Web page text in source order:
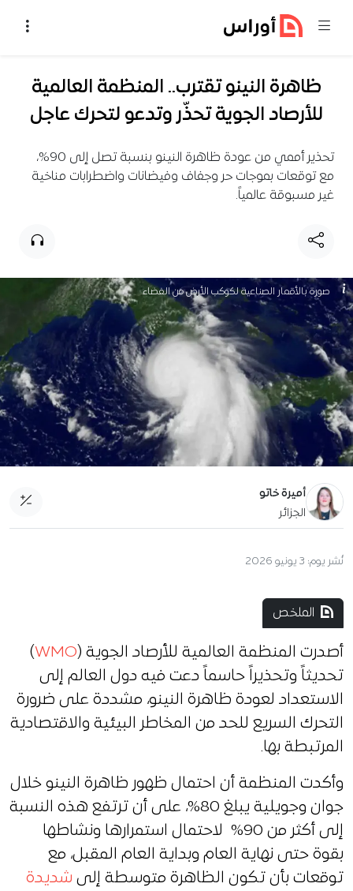
ظاهرة النينو تقترب.. المنظمة العالمية
للأرصاد الجوية تحذّر وتدعو لتحرك عاجل
تحذير أممي من عودة ظاهرة النينو بنسبة تصل إلى 90%،
مع توقعات بموجات حر وجفاف وفيضانات واضطرابات مناخية
غير مسبوقة عالمياً.
صورة بالأقمار الصناعية لكوكب الأرض من الفضاء
أميرة خاتو
الجزائر
نُشر يوم: 3 يونيو 2026
الملخص
أصدرت المنظمة العالمية للأرصاد الجوية (WMO
)
تحديثاً وتحذيراً حاسماً دعت فيه دول العالم إلى
الاستعداد لعودة ظاهرة النينو، مشددة على ضرورة
التحرك السريع للحد من المخاطر البيئية والاقتصادية
المرتبطة بها.
وأكدت المنظمة أن احتمال ظهور ظاهرة النينو خلال
جوان وجويلية يبلغ 80%، على أن ترتفع هذه النسبة
إلى أكثر من 90% لاحتمال استمرارها ونشاطها
بقوة حتى نهاية العام وبداية العام المقبل، مع
توقعات بأن تكون الظاهرة متوسطة إلى شديدة